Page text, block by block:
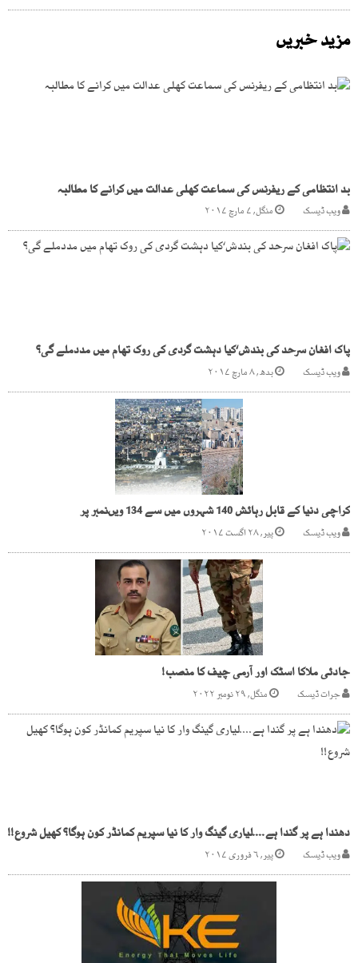
مزید خبریں
بد انتظامی کے ریفرنس کی سماعت کھلی عدالت میں کرانے کا مطالبہ
ویب ڈیسک منگل, ۷ مارچ ۲۰۱۷
پاک افغان سرحد کی بندش‘کیا دہشت گردی کی روک تھام میں مددملے گی؟
ویب ڈیسک بدھ, ۸ مارچ ۲۰۱۷
کراچی دنیا کے قابل رہائش 140 شہروں میں سے 134 ویںنمبر پر
ویب ڈیسک پیر, ۲۸ اگست ۲۰۱۷
جادئی ملاکا اسٹک اور آرمی چیف کا منصب!
جرات ڈیسک منگل, ۲۹ نومبر ۲۰۲۲
دھندا ہے پر گندا ہے....لیاری گینگ وار کا نیا سپریم کمانڈر کون ہوگا؟ کھیل شروع!!
ویب ڈیسک پیر, ۶ فروری ۲۰۱۷